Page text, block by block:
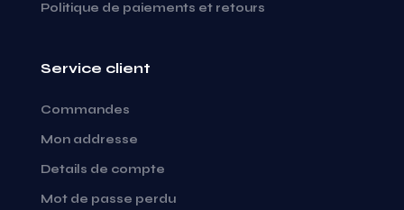
Politique de paiements et retours
Service client
Commandes
Mon addresse
Details de compte
Mot de passe perdu